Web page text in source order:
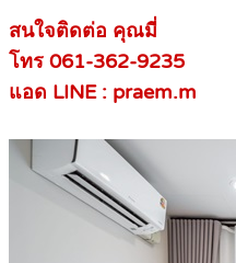
สนใจติดต่อ คุณมี่
โทร 061-362-9235
แอด LINE : praem.m